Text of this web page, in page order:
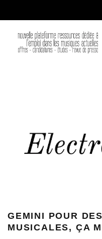
GEMINI POUR
MUSICALES, ÇA